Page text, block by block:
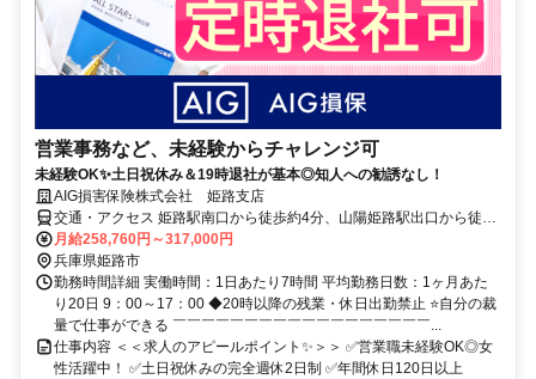
営業事務など、未経験からチャレンジ可
未経験OK✨土日祝休み＆19時退社が基本◎知人への勧誘なし！
AIG損害保険株式会社 姫路支店
交通・アクセス 姫路駅南口から徒歩約4分、山陽姫路駅出口から徒歩
約8分
月給258,760円～317,000円
兵庫県姫路市
勤務時間詳細 実働時間：1日あたり7時間 平均勤務日数：1ヶ月あた
り20日 9：00～17：00 ◆20時以降の残業・休日出勤禁止 ⭐自分の裁
量で仕事ができる ￣￣￣￣￣￣￣￣￣￣￣￣￣￣￣￣￣￣...
仕事内容 ＜＜求人のアピールポイント✨＞＞ ✅営業職未経験OK◎女
性活躍中！ ✅土日祝休みの完全週休2日制 ✅年間休日120日以上